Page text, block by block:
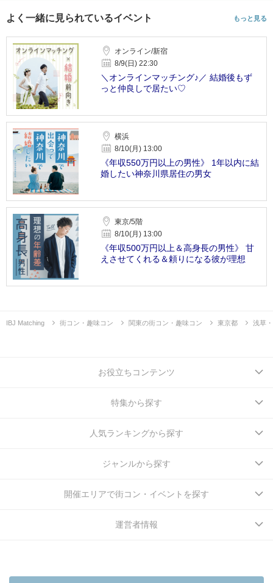
よく一緒に見られているイベント もっと見る
オンライン/新宿
8/9(日) 22:30
＼オンラインマッチング♪／ 結婚後もず
っと仲良しで居たい♡
横浜
8/10(月) 13:00
《年収550万円以上の男性》 1年以内に結
婚したい神奈川県居住の男女
東京/5階
8/10(月) 13:00
《年収500万円以上＆高身長の男性》 甘
えさせてくれる＆頼りになる彼が理想
IBJ Matching 街コン・趣味コン 関東の街コン・趣味コン 東京都 浅草
お役立ちコンテンツ
特集から探す
人気ランキングから探す
ジャンルから探す
開催エリアで街コン・イベントを探す
運営者情報